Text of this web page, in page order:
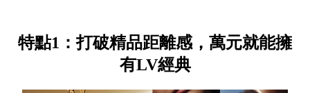
特點1：打破精品距離感，萬元就能擁
有LV經典